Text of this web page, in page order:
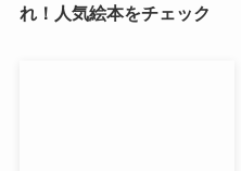
れ！人気絵本をチェック